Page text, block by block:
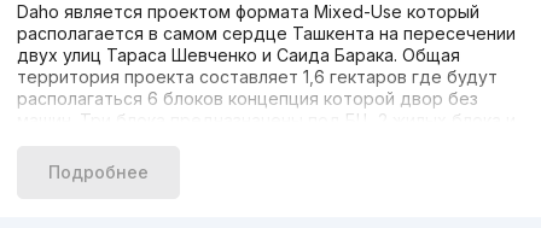
Daho является проектом формата Mixed-Use который
располагается в самом сердце Ташкента на пересечении
двух улиц Тараса Шевченко и Саида Барака. Общая
территория проекта составляет 1,6 гектаров где будут
располагаться 6 блоков концепция которой двор без
машин. Три блока предназначены под БЦ, 2 жилых блока и
функционировать помещения под стрит ритейл.
Предусмотрен 2 этажный подземный паркинг на 761
Подробнее